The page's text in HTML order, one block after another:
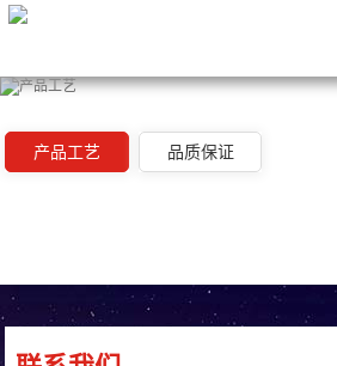
产品工艺 品质保证